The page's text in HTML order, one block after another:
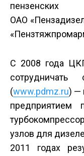
ОАО
С 2008 года
(www.pdmz.ru) —
предприятием
узлов для
2011 годах